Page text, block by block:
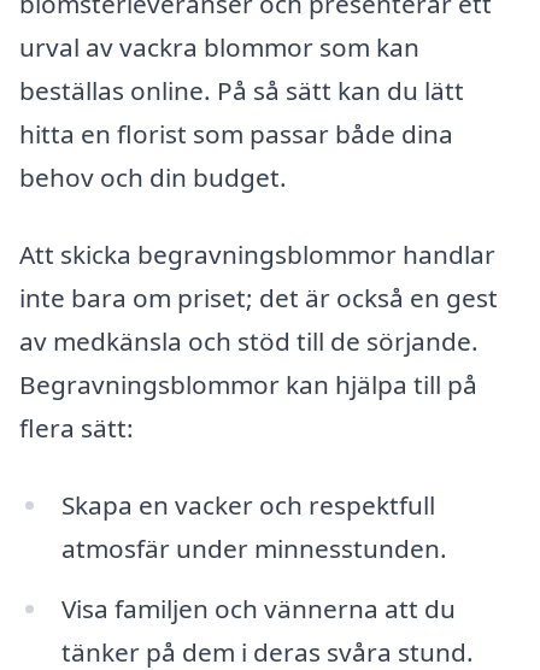
urval av vackra blommor som kan
beställas online. På så sätt kan du lätt
hitta en florist som passar både dina
behov och din budget.
Att skicka begravningsblommor handlar
inte bara om priset; det är också en gest
av medkänsla och stöd till de sörjande.
Begravningsblommor kan hjälpa till på
flera sätt:
Skapa en vacker och respektfull
atmosfär under minnesstunden.
Visa familjen och vännerna att du
tänker på dem i deras svåra stund.